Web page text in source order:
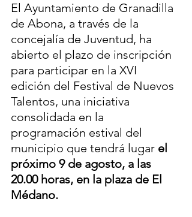
El Ayuntamiento de Granadilla
de Abona, a través de la
concejalía de Juventud, ha
abierto el plazo de inscripción
para participar en la XVI
edición del Festival de Nuevos
Talentos, una iniciativa
consolidada en la
programación estival del
municipio que tendrá lugar el
próximo 9 de agosto, a las
20.00 horas, en la plaza de El
Médano.